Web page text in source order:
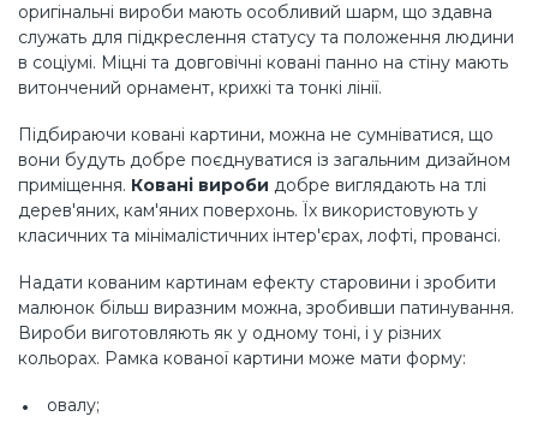
оригінальні вироби мають особливий шарм, що здавна
служать для підкреслення статусу та положення людини
в соціумі. Міцні та довговічні ковані панно на стіну мають
витончений орнамент, крихкі та тонкі лінії.
Підбираючи ковані картини, можна не сумніватися, що
вони будуть добре поєднуватися із загальним дизайном
приміщення. Ковані вироби добре виглядають на тлі
дерев'яних, кам'яних поверхонь. Їх використовують у
класичних та мінімалістичних інтер'єрах, лофті, провансі.
Надати кованим картинам ефекту старовини і зробити
малюнок більш виразним можна, зробивши патинування.
Вироби виготовляють як у одному тоні, і у різних
кольорах. Рамка кованої картини може мати форму:
овалу;